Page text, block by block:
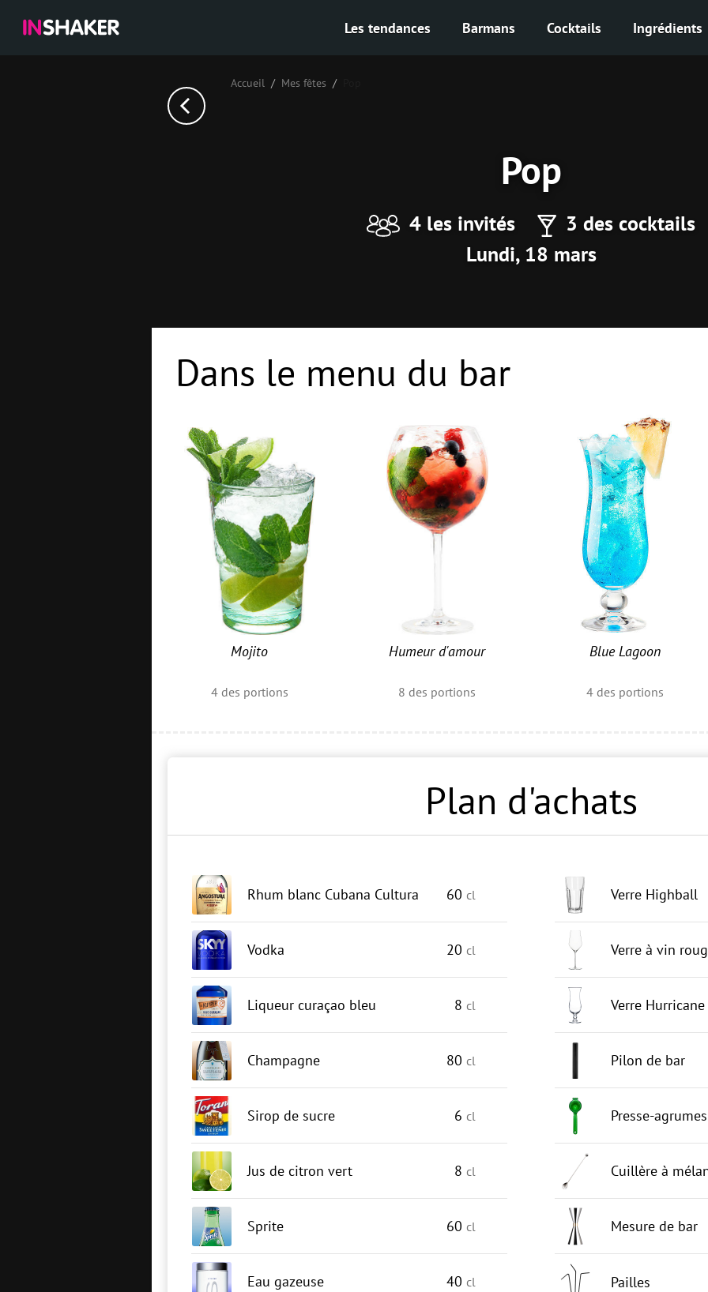
Les tendances Barmans Cocktails Ingrédients
Accueil Mes fêtes
Рор
4 les invités
3 des cocktails
Lundi, 18 mars
Dans le menu du bar
Mojito
4des portions
Humeur d'amour
8 des portions
Blue Lagoon
4des portions
Plan d'achats
Rhum blanc Cubana Cultura 60 cl
Vodka 20 cl
Liqueur curaçao bleu 8 cl
Champagne 80 cl
Sirop de sucre 6 cl
Jus de citron vert 8 cl
Sprite 60 cl
Eau gazeuse 40 cl
Verre Highball
Verre à vin
Verre Hurricane
Pilon de bar
Presse-agrumes
Cuillère à
Mesure de bar
Pailles